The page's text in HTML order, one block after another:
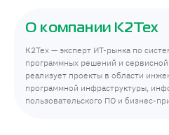
О компании К2Тех
К2Тех — эксперт ИТ-рынка по
программных решений и
реализует проекты в области
программной инфраструктуры,
пользовательского ПО и бизнес-